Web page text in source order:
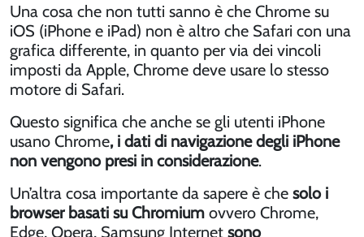
Una cosa che non tutti sanno è che Chrome su
iOS (iPhone e iPad) non è altro che Safari con una
grafica differente, in quanto per via dei vincoli
imposti da Apple, Chrome deve usare lo stesso
motore di Safari.
Questo significa che anche se gli utenti iPhone
usano Chrome, i dati di navigazione degli iPhone
non vengono presi in considerazione.
Un’altra cosa importante da sapere è che solo i
browser basati su Chromium ovvero Chrome,
Edge, Opera, Samsung Internet sono